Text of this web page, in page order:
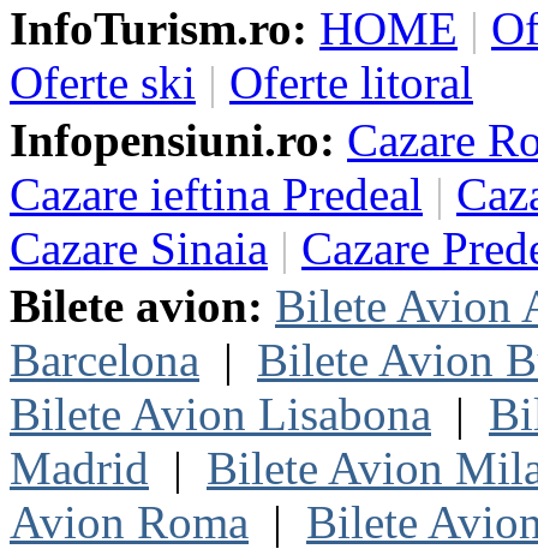
InfoTurism.ro: HOME |
Oferte ski | Oferte litoral
Infopensiuni.ro: Cazare
Cazare ieftina Predeal |
Cazare Sinaia | Cazare
Bilete avion: Bilete Avion
Barcelona | Bilete Avion
Bilete Avion Lisabona |
Madrid | Bilete Avion
Avion Roma | Bilete